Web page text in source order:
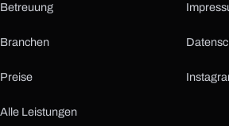
Betreuung
Branchen
Preise
Alle Leistungen
(öffnet